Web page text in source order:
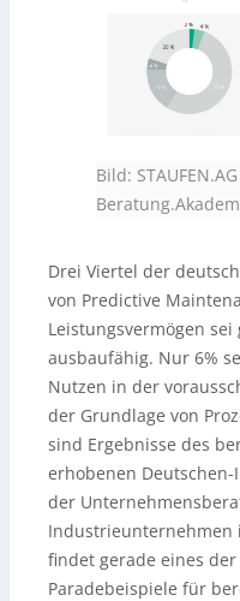
Bild: STAUFEN.AG
Drei Viertel der
von Predictive
Leistungsvermögen
ausbaufähig. Nur 6%
Nutzen in der
der Grundlage von
sind Ergebnisse des
erhobenen
der
Industrieunternehmen
findet gerade eines
Paradebeispiele für